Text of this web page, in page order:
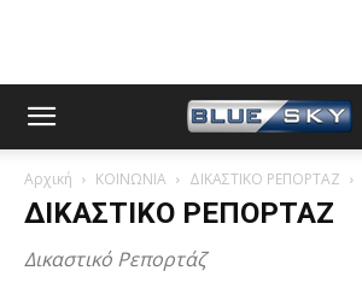
Αρχική ΚΟΙΝΩΝΙΑ ΔΙΚΑΣΤΙΚΟ ΡΕΠΟΡΤΑΖ
ΔΙΚΑΣΤΙΚΟ ΡΕΠΟΡΤΑΖ
Δικαστικό Ρεπορτάζ